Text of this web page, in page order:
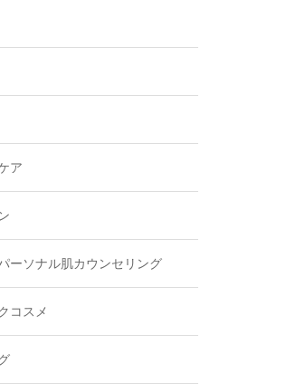
ア
ーソナル肌カウンセリング
コスメ